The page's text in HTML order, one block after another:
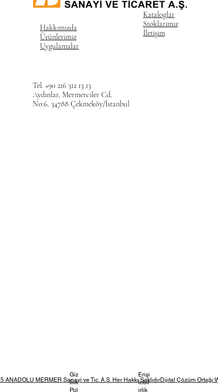
Giz
lilik
Pol
Erişi
lebil
irlik
ANADOLU MERMER Sanayi ve Tic. A.Ş. Her Hakkı SaklıdırDijital Çözüm
Hakkımızda
Ürünlerimiz
Uygulamalar
Kataloglar
Stoklarımız
İletişim
Tel. +90 216 312 13 13
Aydınlar, Mermerciler Cd.
No:6, 34788 Çekmeköy/İstanbul